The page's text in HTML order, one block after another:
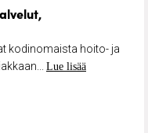
kodinomaista hoito- ja
Lue lisää